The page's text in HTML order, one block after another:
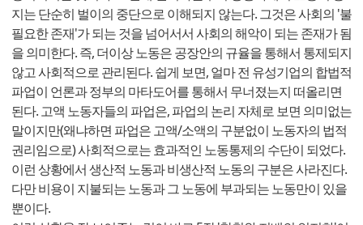
지는 단순히 벌이의 중단으로 이해되지 않는다. 그것은 사회의 '불
필요한 존재'가 되는 것을 넘어서서 사회의 해악이 되는 존재가 됨
을 의미한다. 즉, 더이상 노동은 공장안의 규율을 통해서 통제되지
않고 사회적으로 관리된다. 쉽게 보면, 얼마 전 유성기업의 합법적
파업이 언론과 정부의 마타도어를 통해서 무너졌는지 떠올리면
된다. 고액 노동자들의 파업은, 파업의 논리 자체로 보면 의미없는
말이지만(왜냐하면 파업은 고액/소액의 구분없이 노동자의 법적
권리임으로) 사회적으로는 효과적인 노동통제의 수단이 되었다.
이런 상황에서 생산적 노동과 비생산적 노동의 구분은 사라진다.
다만 비용이 지불되는 노동과 그 노동에 부과되는 노동만이 있을
뿐이다.